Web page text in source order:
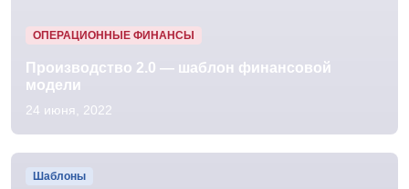
ОПЕРАЦИОННЫЕ ФИНАНСЫ
Производство 2.0 — шаблон финансовой
модели
24 июня, 2022
Шаблоны